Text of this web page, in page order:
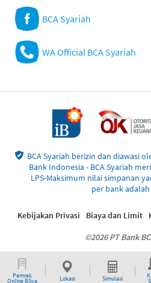
Pemrek
Online BSya Lokasi Simulasi
BCA Syariah
WA Official BCA Syariah
BCA Syariah berizin dan diawasi
Bank Indonesia - BCA Syariah
LPS-Maksimum nilai simpanan
per bank
©2026 PT Bank
Kebijakan Privasi Biaya dan Limit